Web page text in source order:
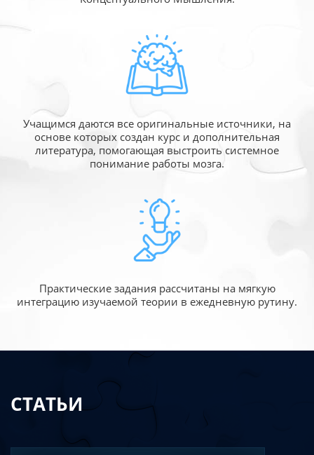
Учащимся даются все оригинальные источники, на
основе которых создан курс и дополнительная
литература, помогающая выстроить системное
понимание работы мозга.
Практические задания рассчитаны на мягкую
интеграцию изучаемой теории в ежедневную рутину.
СТАТЬИ